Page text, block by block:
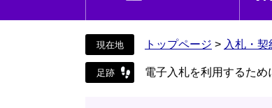
文
トップページ > 入札・契
電子入札を利用するため